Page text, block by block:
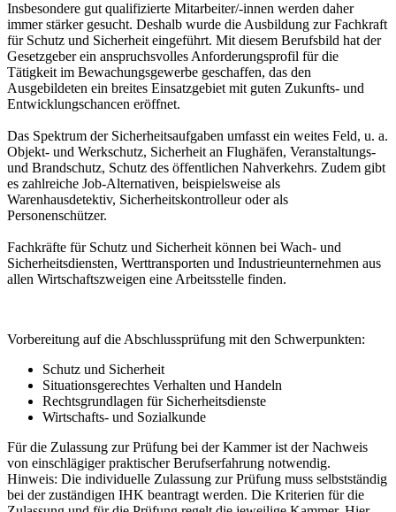
Insbesondere gut qualifizierte Mitarbeiter/-innen werden daher
immer stärker gesucht. Deshalb wurde die Ausbildung zur Fachkraft
für Schutz und Sicherheit eingeführt. Mit diesem Berufsbild hat der
Gesetzgeber ein anspruchsvolles Anforderungsprofil für die
Tätigkeit im Bewachungsgewerbe geschaffen, das den
Ausgebildeten ein breites Einsatzgebiet mit guten Zukunfts- und
Entwicklungschancen eröffnet.
Das Spektrum der Sicherheitsaufgaben umfasst ein weites Feld, u. a.
Objekt- und Werkschutz, Sicherheit an Flughäfen, Veranstaltungs-
und Brandschutz, Schutz des öffentlichen Nahverkehrs. Zudem gibt
es zahlreiche Job-Alternativen, beispielsweise als
Warenhausdetektiv, Sicherheitskontrolleur oder als
Personenschützer.
Fachkräfte für Schutz und Sicherheit können bei Wach- und
Sicherheitsdiensten, Werttransporten und Industrieunternehmen aus
allen Wirtschaftszweigen eine Arbeitsstelle finden.
Vorbereitung auf die Abschlussprüfung mit den Schwerpunkten:
Schutz und Sicherheit
Situationsgerechtes Verhalten und Handeln
Rechtsgrundlagen für Sicherheitsdienste
Wirtschafts- und Sozialkunde
Für die Zulassung zur Prüfung bei der Kammer ist der Nachweis
von einschlägiger praktischer Berufserfahrung notwendig.
Hinweis: Die individuelle Zulassung zur Prüfung muss selbstständig
bei der zuständigen IHK beantragt werden. Die Kriterien für die